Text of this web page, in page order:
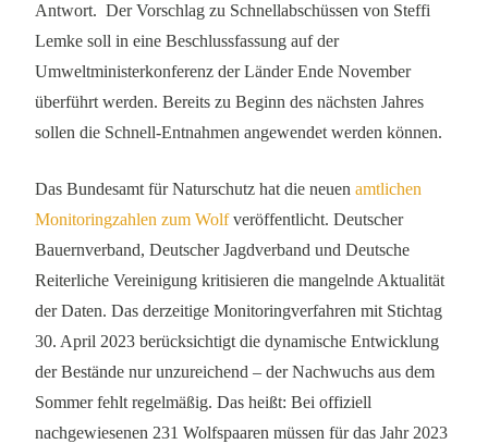
Antwort. Der Vorschlag zu Schnellabschüssen von Steffi
Lemke soll in eine Beschlussfassung auf der
Umweltministerkonferenz der Länder Ende November
überführt werden. Bereits zu Beginn des nächsten Jahres
sollen die Schnell-Entnahmen angewendet werden können.
Das Bundesamt für Naturschutz hat die neuen amtlichen
Monitoringzahlen zum Wolfveröffentlicht. Deutscher
Bauernverband, Deutscher Jagdverband und Deutsche
Reiterliche Vereinigung kritisieren die mangelnde Aktualität
der Daten. Das derzeitige Monitoringverfahren mit Stichtag
30. April 2023 berücksichtigt die dynamische Entwicklung
der Bestände nur unzureichend – der Nachwuchs aus dem
Sommer fehlt regelmäßig. Das heißt: Bei offiziell
nachgewiesenen 231 Wolfspaaren müssen für das Jahr 2023